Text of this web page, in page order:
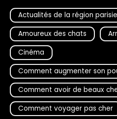
Actualités de la région
Amoureux des chats
Cinéma
Comment augmenter son
Comment avoir de beaux
Comment voyager pas cher